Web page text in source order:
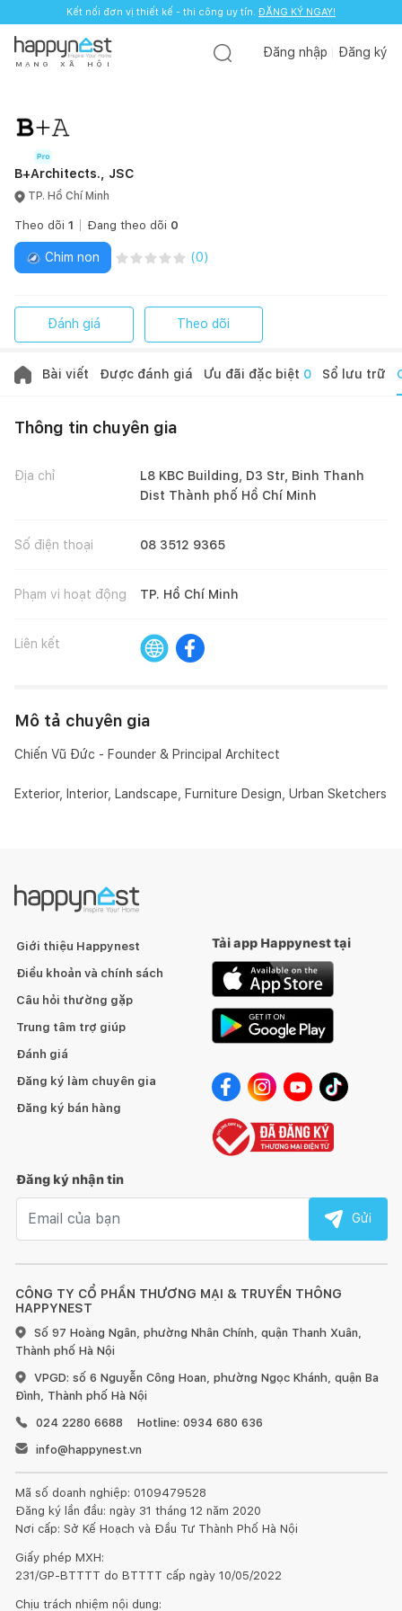
Kết nối đơn vị thiết kế - thi công uy tín. ĐĂNG KÝ NGAY!
M Ạ N G X Ã H Ộ I
Đăng nhập Đăng ký
B+Architects., JSC
TP. Hồ Chí Minh
Theo dõi 1 Đang theo dõi 0
Chim non (0)
Đánh giá Theo dõi
Bài viết Được đánh giá Ưu đãi đặc biệt 0 Sổ lưu trữ
Thông tin chuyên gia
Địa chỉ
L8 KBC Building, D3 Str, Binh Thanh
Dist Thành phố Hồ Chí Minh
Số điện thoại 08 3512 9365
Phạm vi hoạt động TP. Hồ Chí Minh
Liên kết
Mô tả chuyên gia
Chiến Vũ Đức - Founder & Principal Architect
Exterior, Interior, Landscape, Furniture Design, Urban Sketchers
CÔNG TY CỔ PHẦN THƯƠNG MẠI & TRUYỀN THÔNG
HAPPYNEST
Số 97 Hoàng Ngân, phường Nhân Chính, quận Thanh Xuân,
Thành phố Hà Nội
VPGD: số 6 Nguyễn Công Hoan, phường Ngọc Khánh, quận Ba
Đình, Thành phố Hà Nội
024 2280 6688
Hotline: 0934 680 636
info@happynest.vn
Mã số doanh nghiệp: 0109479528
Đăng ký lần đầu: ngày 31 tháng 12 năm 2020
Nơi cấp: Sở Kế Hoạch và Đầu Tư Thành Phố Hà Nội
Giấy phép MXH:
231/GP-BTTTT do BTTTT cấp ngày 10/05/2022
Chịu trách nhiệm nội dung:
Giới thiệu Happynest
Điều khoản và chính sách
Câu hỏi thường gặp
Trung tâm trợ giúp
Đánh giá
Đăng ký làm chuyên gia
Đăng ký bán hàng
Tải app Happynest tại
Đăng ký nhận tin
Gửi